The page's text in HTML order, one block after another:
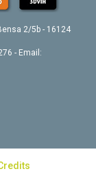
2/5b - 16124
- Email: